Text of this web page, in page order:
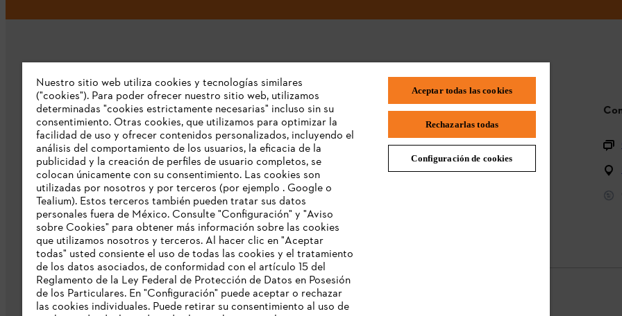
Empresa
Sobre nosotros
Catálogo STIHL
Línea de Integridad de STIHL
Preguntas frecuentes
Registro de productos
Preguntas sobre la gama de productos
Nuestro sitio web utiliza cookies y tecnologías similares
("cookies"). Para poder ofrecer nuestro sitio web, utilizamos
determinadas "cookies estrictamente necesarias" incluso sin su
consentimiento. Otras cookies, que utilizamos para optimizar la
facilidad de uso y ofrecer contenidos personalizados, incluyendo el
análisis del comportamiento de los usuarios, la eficacia de la
publicidad y la creación de perfiles de usuario completos, se
colocan únicamente con su consentimiento. Las cookies son
utilizadas por nosotros y por terceros (por ejemplo . Google o
Tealium). Estos terceros también pueden tratar sus datos
personales fuera de México. Consulte "Configuración" y "Aviso
sobre Cookies" para obtener más información sobre las cookies
que utilizamos nosotros y terceros. Al hacer clic en "Aceptar
todas" usted consiente el uso de todas las cookies y el tratamiento
de los datos asociados, de conformidad con el artículo 15 del
Reglamento de la Ley Federal de Protección de Datos en Posesión
de los Particulares. En "Configuración" puede aceptar o rechazar
las cookies individuales. Puede retirar su consentimiento al uso de
Aceptar todas las cookies
Rechazarlas todas
Configuración de cookies